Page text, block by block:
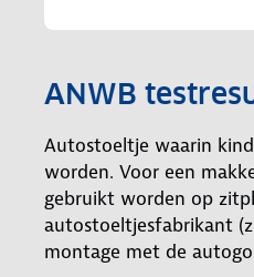
ANWB
Autostoeltje waarin
worden. Voor een
gebruikt worden op
autostoeltjesfabrikant
montage met de